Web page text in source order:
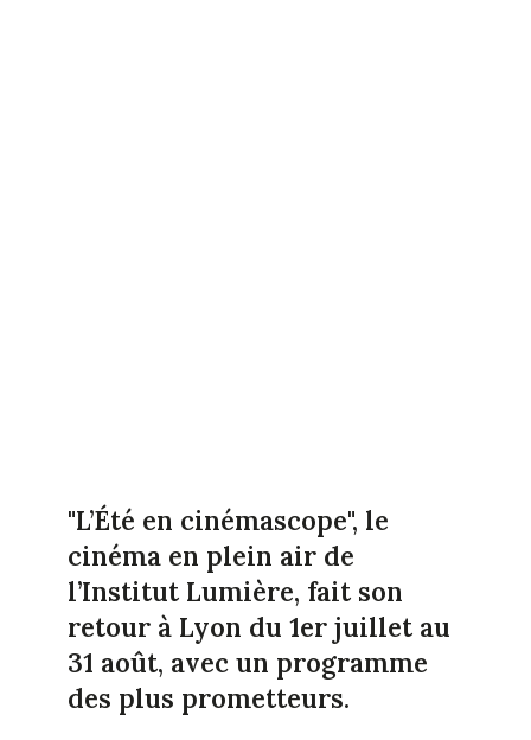
"L’Été en cinémascope", le
cinéma en plein air de
l’Institut Lumière, fait son
retour à Lyon du 1er juillet au
31 août, avec un programme
des plus prometteurs.